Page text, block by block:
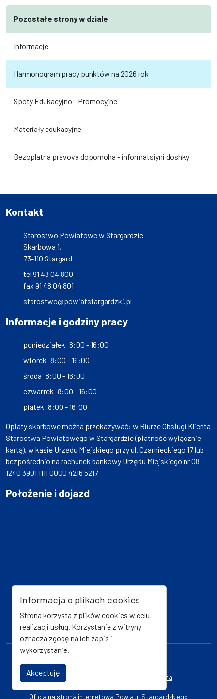
Pozostałe strony w dziale
Informacje
Harmonogram pracy punktów na 2026 rok
Spoty Edukacyjno - Promocyjne
Materiały edukacyjne
Bezoplatna pravova dopomoha - informatsiyni doshky
Kontakt
Starostwo Powiatowe w Stargardzie
Skarbowa 1,
73-110 Stargard
tel 91 48 04 800
fax 91 48 04 801
starostwo@powiatstargardzki.pl
Informacje i godziny pracy
poniedziałek 8:00 - 16:00
wtorek 8:00 - 16:00
środa 8:00 - 16:00
czwartek 8:00 - 16:00
piątek 8:00 - 16:00
Opłaty skarbowe można przekazywać: w Biurze Obsługi Klienta
Starostwa Powiatowego w Stargardzie (płatność wyłącznie
kartą), w kasie Urzędu Miejskiego przy ul. Czarnieckiego 17 lub
bezpośrednio na rachunek bankowy Urzędu Miejskiego nr 08
1240 3901 1111 0000 4216 5217
Położenie i dojazd
Oficjalna strona internetowa Powiatu Stargardzkiego
Deklaracja dostępności Strona archiwalna
Informacja o plikach cookies
Strona korzysta z plików cookies w celu
realizacji usług. Korzystanie z witryny
oznacza zgodę na ich zapis i
wykorzystanie.
Akceptuję